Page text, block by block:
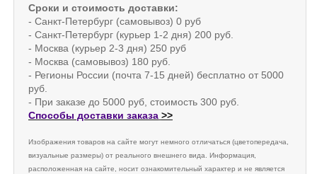
Сроки и стоимость доставки:
- Санкт-Петербург (самовывоз) 0 руб
- Санкт-Петербург (курьер 1-2 дня) 200 руб.
- Москва (курьер 2-3 дня) 250 руб
- Москва (самовывоз) 180 руб.
- Регионы России (почта 7-15 дней) бесплатно от 5000
руб.
- При заказе до 5000 руб, стоимость 300 руб.
Способы доставки заказа >>
Изображения товаров на сайте могут немного отличаться (цветопередача,
визуальные размеры) от реального внешнего вида. Информация,
расположенная на сайте, носит ознакомительный характер и не является